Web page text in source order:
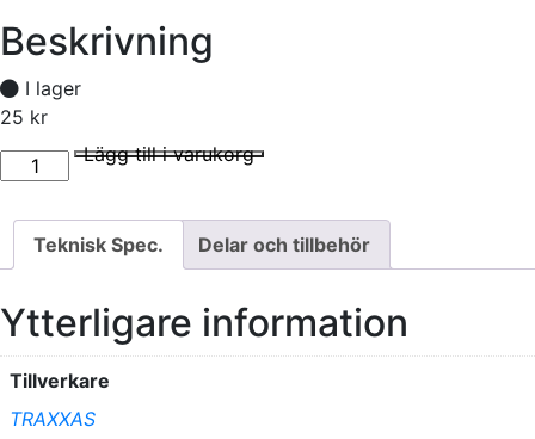
Beskrivning
I lager
25 kr
I lager
Fötter (4) mängd Lägg till i varukorg
Teknisk Spec. Delar och tillbehör
Ytterligare information
Tillverkare
TRAXXAS